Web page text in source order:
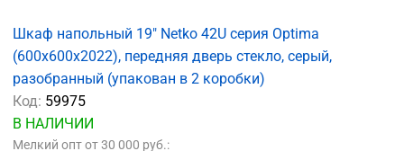
Шкаф напольный 19" Netko 42U серия Optima
(600х600х2022), передняя дверь стекло, серый,
разобранный (упакован в 2 коробки)
Код: 59975
В НАЛИЧИИ
Мелкий опт от 30 000 руб.: